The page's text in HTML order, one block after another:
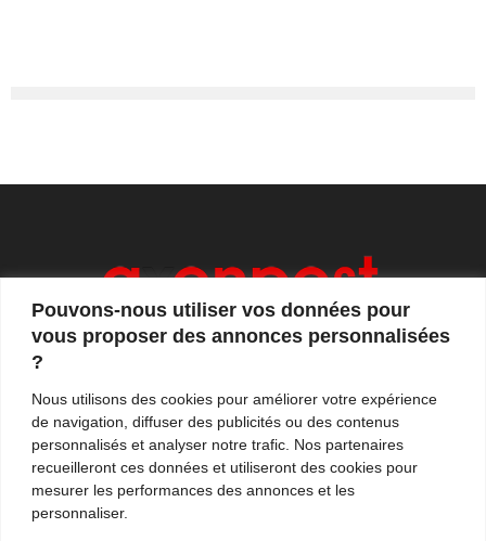
Pouvons-nous utiliser vos données pour
vous proposer des annonces personnalisées
?
Nous utilisons des cookies pour améliorer votre expérience
de navigation, diffuser des publicités ou des contenus
personnalisés et analyser notre trafic. Nos partenaires
recueilleront ces données et utiliseront des cookies pour
mesurer les performances des annonces et les
personnaliser.
et de tendances. Notre équipe de journalistes vous
propose quotidiennement de suivre l'actualité en
France et à l'international.
Contactez-nous:contact@axonpost.com